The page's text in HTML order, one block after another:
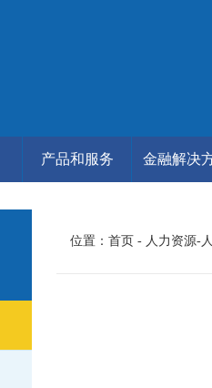
产品和服务 金融解决
位置： 首页 - 人力资源-